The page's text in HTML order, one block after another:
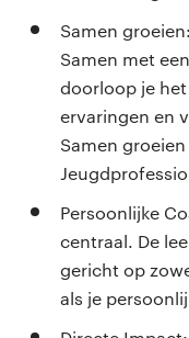
Samen
Samen met
doorloop je
ervaringen en
Samen
Persoonlijke
centraal. De
gericht op
als je